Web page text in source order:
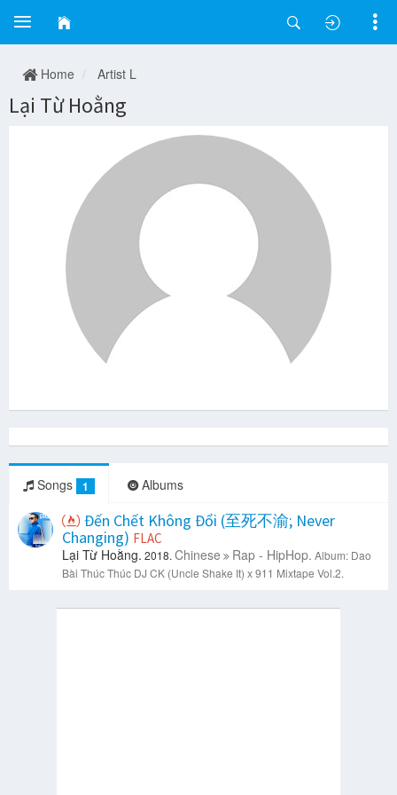
Home Artist L
Lại Từ Hoằng
Songs 1 Albums
Đến Chết Không Đổi (至死不渝; Never
Changing) FLAC
Lại Từ Hoằng. 2018. Chinese Rap - HipHop. Album: Dao
Bài Thúc Thúc DJ CK (Uncle Shake It) x 911 Mixtape Vol.2.